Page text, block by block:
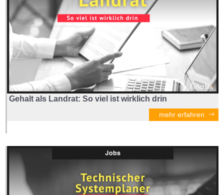
Gehalt als Landrat: So viel ist wirklich drin
mehr erfahren